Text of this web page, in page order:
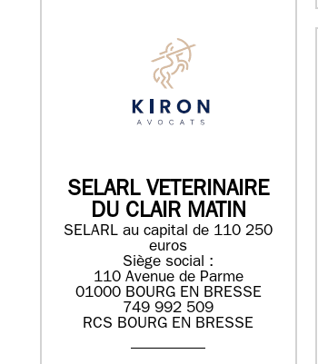
SELARL VETERINAIRE
DU CLAIR MATIN
SELARL au capital de 110 250
euros
Siège social :
110 Avenue de Parme
01000 BOURG EN BRESSE
749 992 509
RCS BOURG EN BRESSE